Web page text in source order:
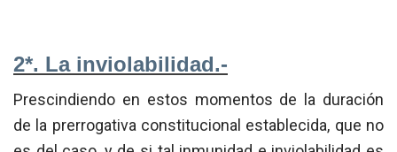
2*. La inviolabilidad.-
Prescindiendo en estos momentos de la duración
de la prerrogativa constitucional establecida, que no